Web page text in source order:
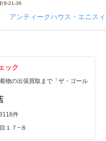
8-21-36
アンティークハウス・エニス
ック
物の出張買取まで「ザ・ゴール
件
１７−８